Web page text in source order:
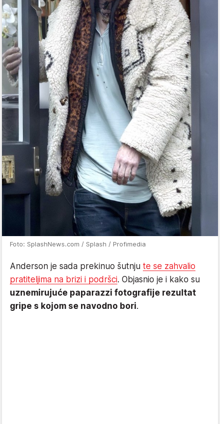
Foto: SplashNews.com / Splash / Profimedia
Anderson je sada prekinuo šutnju te se zahvalio
pratiteljima na brizi i podršci. Objasnio je i kako su
uznemirujuće paparazzi fotografije rezultat
gripe s kojom se navodno bori.